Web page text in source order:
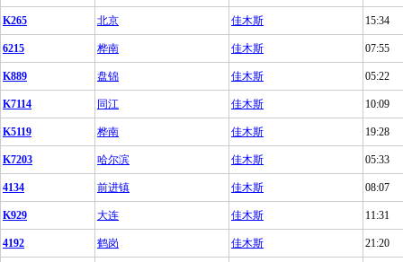
K265 北京 佳木斯 15:34
6215 桦南 佳木斯 07:55
K889 盘锦 佳木斯 05:22
K7114 同江 佳木斯 10:09
K5119 桦南 佳木斯 19:28
K7203 哈尔滨 佳木斯 05:33
4134 前进镇 佳木斯 08:07
K929 大连 佳木斯 11:31
4192 鹤岗 佳木斯 21:20